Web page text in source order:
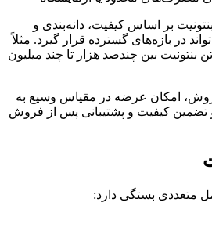
بر اساس کیفیت، دانه‌بندی و
در بازه‌های گسترده قرار گیرد. مثلاً
بنتونیت بین چندصد هزار تا چند میلیون
امکان عرضه در مقیاس وسیع به
تضمین کیفیت و پشتیبانی پس از فروش
متعددی بستگی دارد: